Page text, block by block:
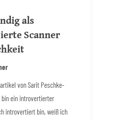
als
Scanner
von Sarit Peschke-
bin ein introvertierter
introvertiert bin, weiß ich